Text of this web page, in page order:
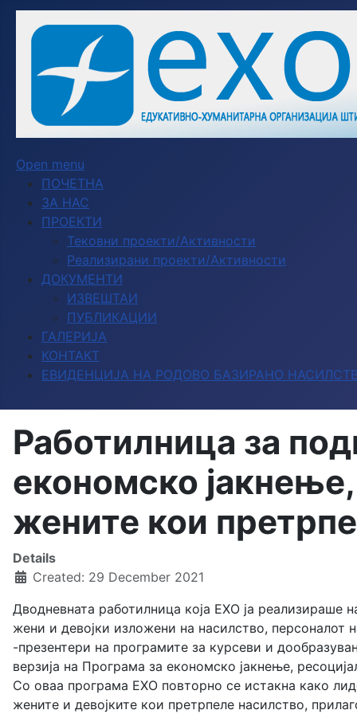
Open menu
ПОЧЕТНА
ЗА НАС
ПРОЕКТИ
Тековни проекти/Активности
Реализирани проекти/Активности
ДОКУМЕНТИ
ИЗВЕШТАИ
ПУБЛИКАЦИИ
ГАЛЕРИЈА
КОНТАКТ
ЕВИДЕНЦИЈА НА РОДОВО БАЗИРАНО
Работилница за
економско јакнење,
жените кои
Details
Created: 29 December 2021
Дводневната работилница која ЕХО ја реализираше
жени и девојки изложени на насилство, персоналот
-презентери на програмите за курсеви и
верзија на Програма за економско јакнење,
Со оваа програма ЕХО повторно се истакна како
жените и девојките кои претрпеле насилство,